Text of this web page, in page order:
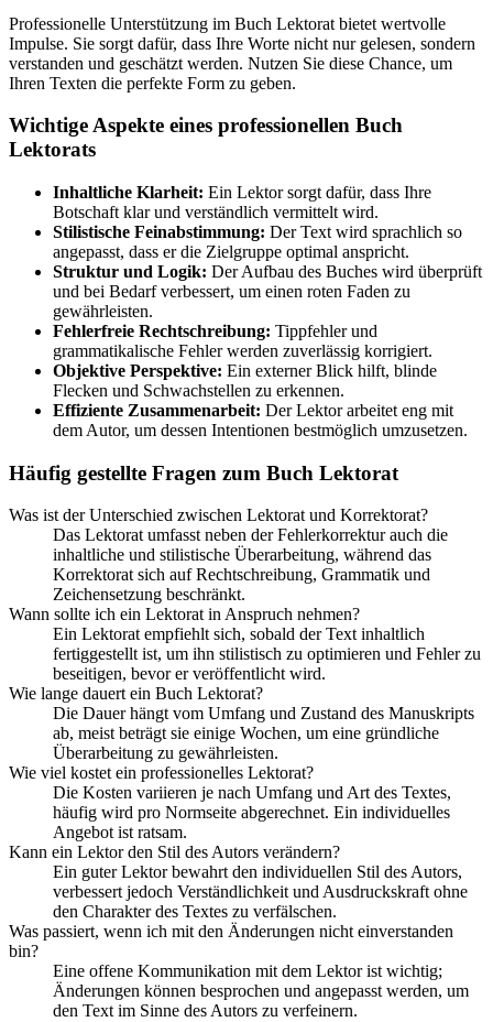
Professionelle Unterstützung im Buch Lektorat bietet wertvolle
Impulse. Sie sorgt dafür, dass Ihre Worte nicht nur gelesen, sondern
verstanden und geschätzt werden. Nutzen Sie diese Chance, um
Ihren Texten die perfekte Form zu geben.
Wichtige Aspekte eines professionellen Buch
Lektorats
Inhaltliche Klarheit: Ein Lektor sorgt dafür, dass Ihre
Botschaft klar und verständlich vermittelt wird.
Stilistische Feinabstimmung: Der Text wird sprachlich so
angepasst, dass er die Zielgruppe optimal anspricht.
Struktur und Logik: Der Aufbau des Buches wird überprüft
und bei Bedarf verbessert, um einen roten Faden zu
gewährleisten.
Fehlerfreie Rechtschreibung: Tippfehler und
grammatikalische Fehler werden zuverlässig korrigiert.
Objektive Perspektive: Ein externer Blick hilft, blinde
Flecken und Schwachstellen zu erkennen.
Effiziente Zusammenarbeit: Der Lektor arbeitet eng mit
dem Autor, um dessen Intentionen bestmöglich umzusetzen.
Häufig gestellte Fragen zum Buch Lektorat
Was ist der Unterschied zwischen Lektorat und Korrektorat?
Das Lektorat umfasst neben der Fehlerkorrektur auch die
inhaltliche und stilistische Überarbeitung, während das
Korrektorat sich auf Rechtschreibung, Grammatik und
Zeichensetzung beschränkt.
Wann sollte ich ein Lektorat in Anspruch nehmen?
Ein Lektorat empfiehlt sich, sobald der Text inhaltlich
fertiggestellt ist, um ihn stilistisch zu optimieren und Fehler zu
beseitigen, bevor er veröffentlicht wird.
Wie lange dauert ein Buch Lektorat?
Die Dauer hängt vom Umfang und Zustand des Manuskripts
ab, meist beträgt sie einige Wochen, um eine gründliche
Überarbeitung zu gewährleisten.
Wie viel kostet ein professionelles Lektorat?
Die Kosten variieren je nach Umfang und Art des Textes,
häufig wird pro Normseite abgerechnet. Ein individuelles
Angebot ist ratsam.
Kann ein Lektor den Stil des Autors verändern?
Ein guter Lektor bewahrt den individuellen Stil des Autors,
verbessert jedoch Verständlichkeit und Ausdruckskraft ohne
den Charakter des Textes zu verfälschen.
Was passiert, wenn ich mit den Änderungen nicht einverstanden
bin?
Eine offene Kommunikation mit dem Lektor ist wichtig;
Änderungen können besprochen und angepasst werden, um
den Text im Sinne des Autors zu verfeinern.